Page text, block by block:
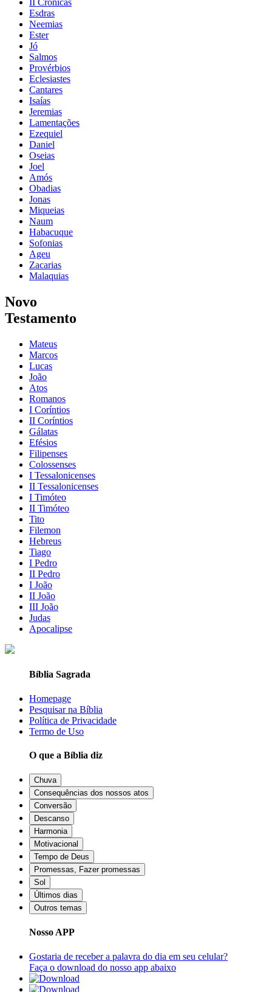
II Crônicas
Esdras
Neemias
Ester
Jó
Salmos
Provérbios
Eclesiastes
Cantares
Isaías
Jeremias
Lamentações
Ezequiel
Daniel
Oseias
Joel
Amós
Obadias
Jonas
Miqueias
Naum
Habacuque
Sofonias
Ageu
Zacarias
Malaquias
Novo
Testamento
Mateus
Marcos
Lucas
João
Atos
Romanos
I Coríntios
II Coríntios
Gálatas
Efésios
Filipenses
Colossenses
I Tessalonicenses
II Tessalonicenses
I Timóteo
II Timóteo
Tito
Filemon
Hebreus
Tiago
I Pedro
II Pedro
I João
II João
III João
Judas
Apocalipse
Bíblia Sagrada
Homepage
Pesquisar na Bíblia
Política de Privacidade
Termo de Uso
O que a Bíblia diz
Chuva
Consequências dos nossos atos
Conversão
Descanso
Harmonia
Motivacional
Tempo de Deus
Promessas, Fazer promessas
Sol
Últimos dias
Outros temas
Nosso APP
Gostaria de receber a palavra do dia em seu celular?
Faça o download do nosso app abaixo